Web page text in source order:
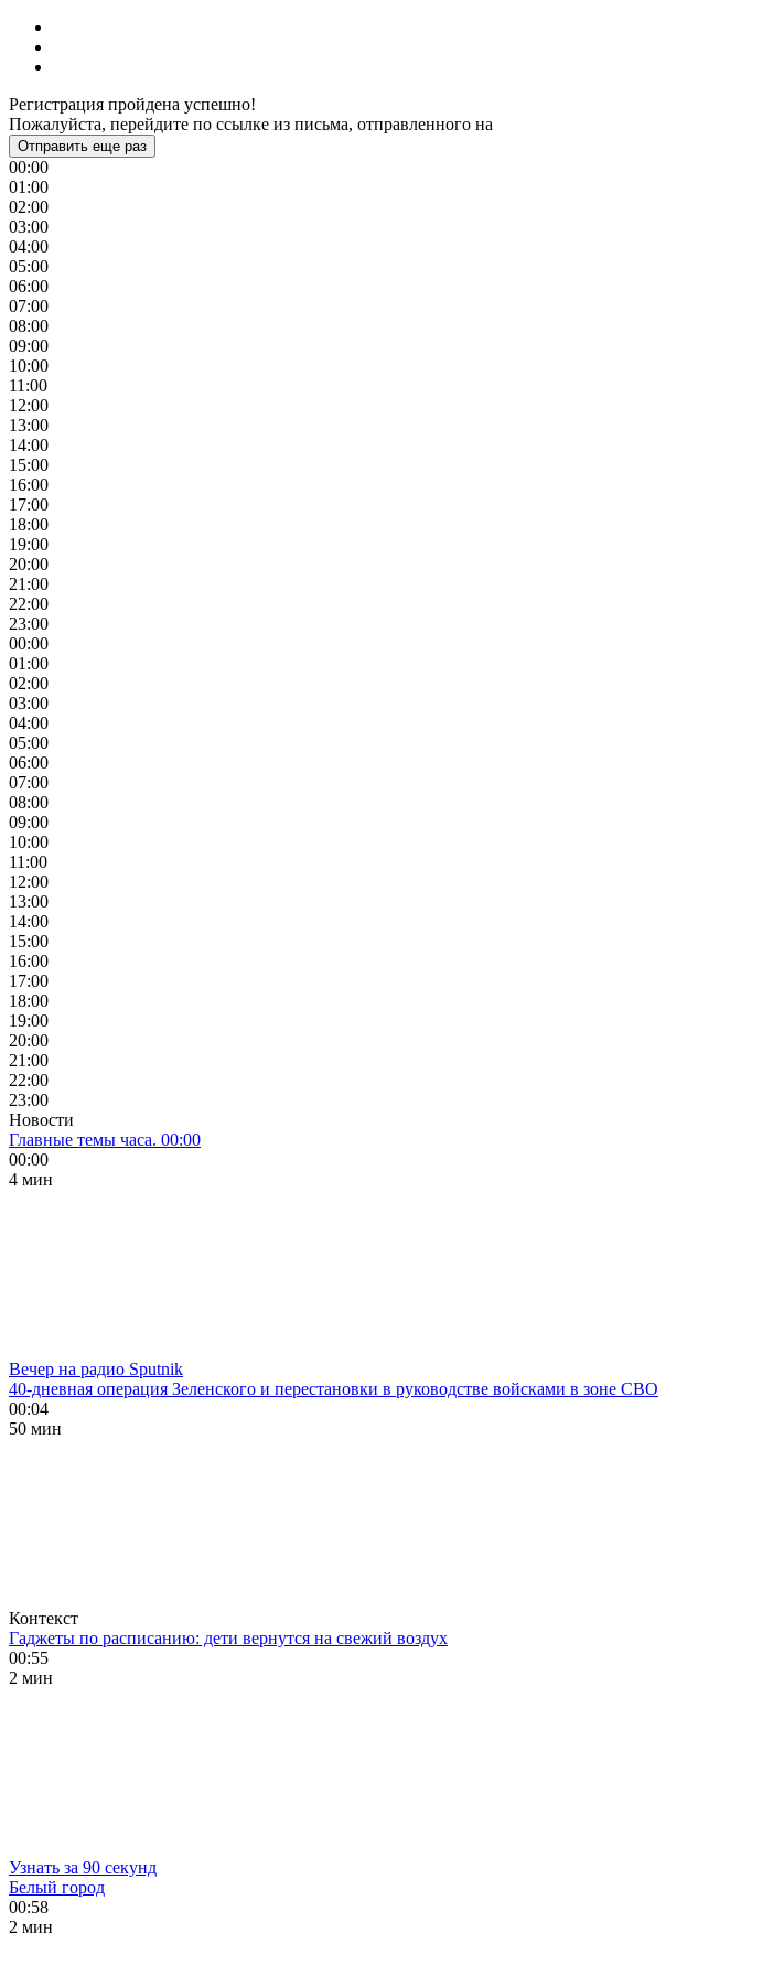
Регистрация пройдена успешно!
Пожалуйста, перейдите по ссылке из письма, отправленного на
Отправить еще раз
00:00
01:00
02:00
03:00
04:00
05:00
06:00
07:00
08:00
09:00
10:00
11:00
12:00
13:00
14:00
15:00
16:00
17:00
18:00
19:00
20:00
21:00
22:00
23:00
00:00
01:00
02:00
03:00
04:00
05:00
06:00
07:00
08:00
09:00
10:00
11:00
12:00
13:00
14:00
15:00
16:00
17:00
18:00
19:00
20:00
21:00
22:00
23:00
Новости
Главные темы часа. 00:00
00:00
4 мин
Вечер на радио Sputnik
40-дневная операция Зеленского и перестановки в руководстве войсками в зоне СВО
00:04
50 мин
Контекст
Гаджеты по расписанию: дети вернутся на свежий воздух
00:55
2 мин
Узнать за 90 секунд
Белый город
00:58
2 мин